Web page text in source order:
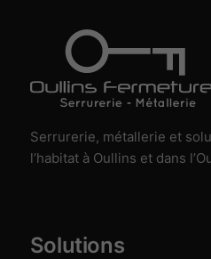
Serrurerie, métallerie et
l’habitat à Oullins et dans
Solutions